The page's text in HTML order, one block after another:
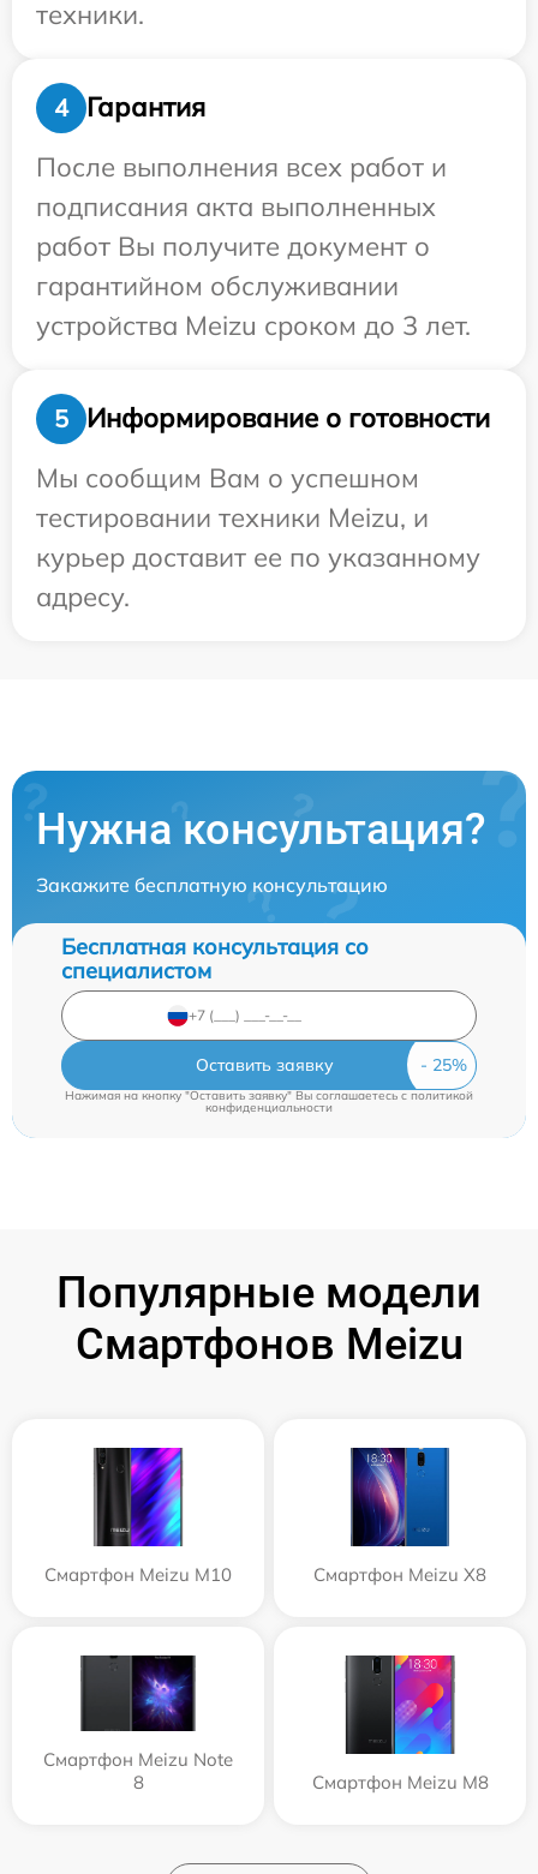
техники.
4
Гарантия
После выполнения всех работ и
подписания акта выполненных
работ Вы получите документ о
гарантийном обслуживании
устройства Meizu сроком до 3 лет.
5
Информирование о готовности
Мы сообщим Вам о успешном
тестировании техники Meizu, и
курьер доставит ее по указанному
адресу.
Нужна консультация?
Закажите бесплатную консультацию
Бесплатная консультация со
специалистом
Оставить заявку
Нажимая на кнопку "Оставить заявку" Вы соглашаетесь cполитикой
конфиденциальности
Популярные модели
Смартфонов Meizu
Смартфон Meizu M10 Смартфон Meizu X8
Смартфон Meizu Note
8
Смартфон Meizu M8